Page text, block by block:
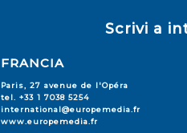
Scrivi a
FRANCIA
Paris, 27 avenue de l'Opéra
tel. +33 1 7038 5254
international@europemedia.fr
www.europemedia.fr